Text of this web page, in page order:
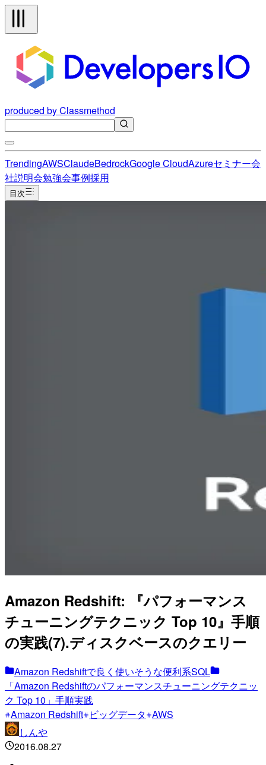
produced by Classmethod
TrendingAWSClaudeBedrockGoogle CloudAzureセミナー会
社説明会勉強会事例採用
目次
Amazon Redshift: 『パフォーマンス
チューニングテクニック Top 10』手順
の実践(7).ディスクベースのクエリー
Amazon Redshiftで良く使いそうな便利系SQL
「Amazon Redshiftのパフォーマンスチューニングテクニッ
ク Top 10」手順実践
Amazon Redshift ビッグデータ AWS
しんや
2016.08.27